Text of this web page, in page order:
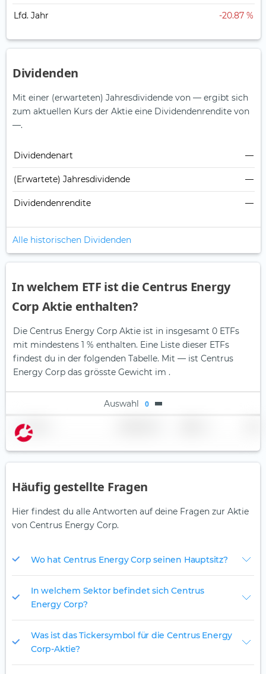
Lfd. Jahr -20.87 %
Dividenden
Mit einer (erwarteten) Jahresdividende von — ergibt sich
zum aktuellen Kurs der Aktie eine Dividendenrendite von
—.
Dividendenart —
(Erwartete) Jahresdividende —
Dividendenrendite —
Alle historischen Dividenden
In welchem ETF ist die Centrus Energy
Corp Aktie enthalten?
Die Centrus Energy Corp Aktie ist in insgesamt 0 ETFs
mit mindestens 1 % enthalten. Eine Liste dieser ETFs
findest du in der folgenden Tabelle. Mit — ist Centrus
Energy Corp das grösste Gewicht im .
Auswahl 0
Name
Häufig gestellte Fragen
Hier findest du alle Antworten auf deine Fragen zur Aktie
von Centrus Energy Corp.
Wo hat Centrus Energy Corp seinen Hauptsitz?
In welchem Sektor befindet sich Centrus
Energy Corp?
Was ist das Tickersymbol für die Centrus Energy
Corp-Aktie?